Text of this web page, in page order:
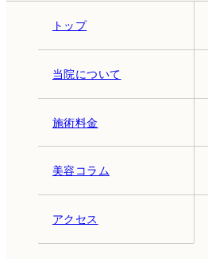
トップ
当院について
施術料金
美容コラム
アクセス